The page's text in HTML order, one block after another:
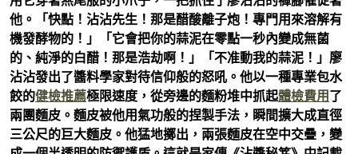
他。「快點！沾沾先生！那是醋酸離子炮！專門用來溶解有
機發酵物的！」「它會把你的蒜泥在零點一秒內變成無菌
的、純淨的白醋！那是浩劫啊！」「不准動我的蒜泥！」廖
沾沾發出了醬料學家對待信仰般的怒吼。他以一種專業包水
餃的健檢推薦極限速度，從旁邊的麵粉堆中抓起體檢費用 了
兩團麵皮。麵皮被他用氣功般的捏製手法，瞬間擴大成直徑
三公尺的巨大麵皮。他猛地擲出，兩張麵皮在空中交疊，變